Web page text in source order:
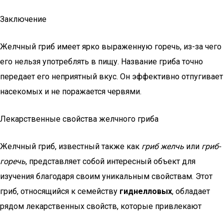
Заключение
Желчный гриб имеет ярко выраженную горечь, из-за чего
его нельзя употреблять в пищу. Название гриба точно
передает его неприятный вкус. Он эффективно отпугивает
насекомых и не поражается червями.
Лекарственные свойства желчного гриба
Желчный гриб, известный также как гриб желчь или гриб-
горечь, представляет собой интересный объект для
изучения благодаря своим уникальным свойствам. Этот
гриб, относящийся к семейству гиднелловых, обладает
рядом лекарственных свойств, которые привлекают